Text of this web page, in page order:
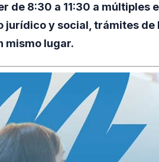
de 8:30 a 11:30 a múltiples
jurídico y social, trámites
mismo lugar.